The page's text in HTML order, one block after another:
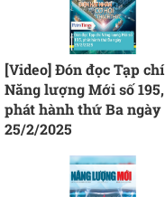
[Video] Đón đọc Tạp chí
Năng lượng Mới số 195,
phát hành thứ Ba ngày
25/2/2025